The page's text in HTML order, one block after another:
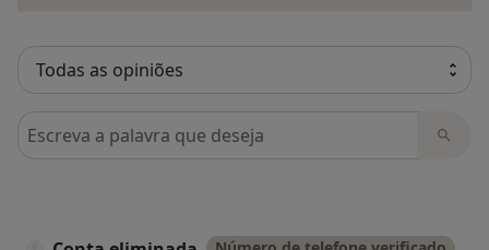
Pesquisar em opiniões